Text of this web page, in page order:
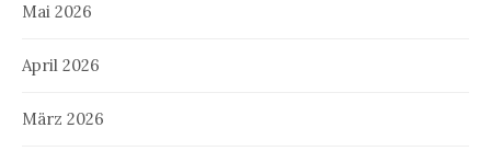
Mai 2026
April 2026
März 2026